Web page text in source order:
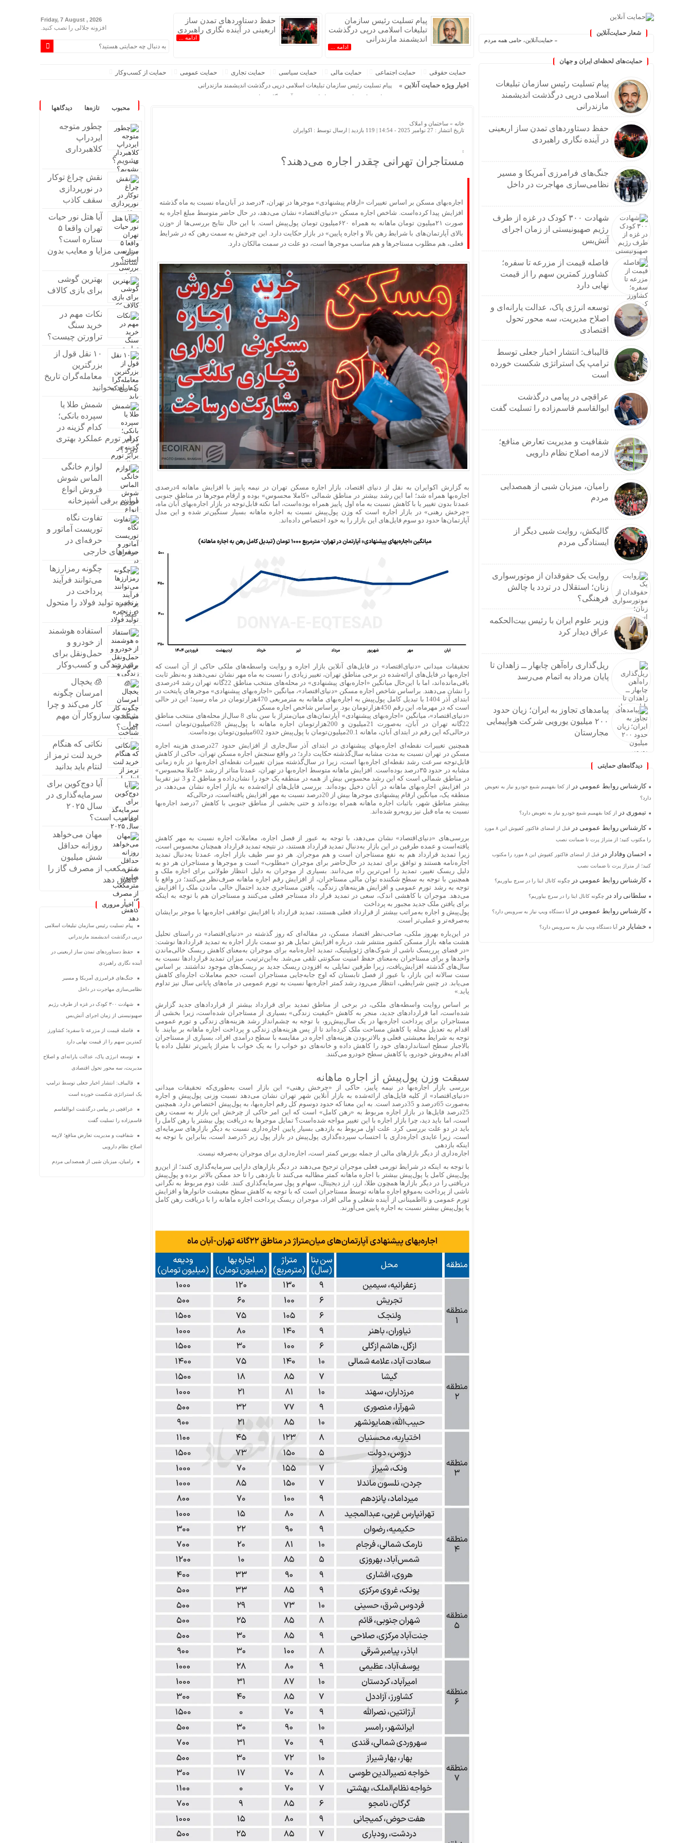
شعار حمایت‌آنلاین
« حمایت‌آنلاین، حامی همه مردم ایران »
حمایت‌های لحظه‌ای ایران و جهان
پیام تسلیت رئیس سازمان تبلیغات
اسلامی درپی درگذشت اندیشمند
مازندرانی
حفظ دستاوردهای تمدن ساز اربعینی
در آینده نگاری راهبردی
جنگ‌های فرامرزی آمریکا و مسیر
نظامی‌سازی مهاجرت در داخل
شهادت ۳۰۰ کودک در غزه از طرف
رژیم صهیونیستی از زمان اجرای
آتش‌بس
فاصله قیمت از مزرعه تا سفره؛
کشاورز کمترین سهم را از قیمت
نهایی دارد
توسعه انرژی پاک، عدالت یارانه‌ای و
اصلاح مدیریت، سه محور تحول
اقتصادی
قالیباف: انتشار اخبار جعلی توسط
ترامپ یک استراتژی شکست خورده
است
عراقچی در پیامی درگذشت
ابوالقاسم قاسم‌زاده را تسلیت گفت
شفافیت و مدیریت تعارض منافع؛
لازمه اصلاح نظام دارویی
رامیان، میزبان شبی از همصدایی
مردم
گالیکش، روایت شبی دیگر از
ایستادگی مردم
روایت یک حقوقدان از موتورسواری
زنان؛ استقلال در تردد یا چالش
فرهنگی؟
وزیر علوم ایران با رئیس بیت‌الحکمه
عراق دیدار کرد
ریل‌گذاری راه‌آهن چابهار ــ زاهدان تا
پایان مرداد به اتمام می‌رسد
پیامدهای تجاوز به ایران؛ زیان حدود
۲۰۰ میلیون یورویی شرکت هواپیمایی
مجارستان
دیدگاه‌های حمایتی
کارشناس روابط عمومی در
از کجا بفهمیم شمع خودرو نیاز به تعویض
دارد؟
تیموری در از کجا بفهمیم شمع خودرو نیاز به تعویض دارد؟
کارشناس روابط عمومی در
قبل از امضای فاکتور کفپوش این ۸ مورد
را مکتوب کنید؛ از متراژ پرت تا ضمانت نصب
احسان وفادار در
قبل از امضای فاکتور کفپوش این ۸ مورد را مکتوب
کنید؛ از متراژ پرت تا ضمانت نصب
کارشناس روابط عمومی در چگونه کانال ایتا را در سرچ بیاوریم؟
سلطانی راد در چگونه کانال ایتا را در سرچ بیاوریم؟
کارشناس روابط عمومی در آیا دستگاه ویپ نیاز به سرویس دارد؟
خشایار در آیا دستگاه ویپ نیاز به سرویس دارد؟
پیام تسلیت رئیس سازمان
تبلیغات اسلامی درپی درگذشت
اندیشمند مازندرانی
ادامه ...
حفظ دستاوردهای تمدن ساز
اربعینی در آینده نگاری راهبردی
ادامه ...
Friday, 7 August , 2026
افزونه جلالی را نصب کنید.
حمایت حقوقی حمایت اجتماعی حمایت مالی حمایت سیاسی حمایت تجاری حمایت عمومی حمایت از کسب‌وکار
اخبار ویژه حمایت آنلاین »
پیام تسلیت رئیس سازمان تبلیغات اسلامی درپی درگذشت اندیشمند مازندرانی
حفظ دستاوردهای تمدن ساز اربعینی در آینده نگاری راهبردی
فاصله قیمت از مزرعه تا سفره؛ کشاورز کمترین سهم را از قیمت نهایی دارد
قالیباف: انتشار اخبار جعلی توسط ترامپ یک استراتژی شکست خورده است
عراقچی در پیامی درگذشت ابوالقاسم قاسم‌زاده را تسلیت گفت
خانه » ساختمان و املاک
تاریخ انتشار : 27 نوامبر 2025 - 14:54 |
119 بازدید | ارسال توسط : اکوایران
مستاجران تهرانی چقدر اجاره می‌دهند؟
اجاره‌بهای مسکن بر اساس تغییرات «ارقام پیشنهادی» موجرها در تهران، ۴درصد در آبان‌ماه نسبت به ماه گذشته
افزایش پیدا کرده‌است. شاخص اجاره مسکن «دنیای‌اقتصاد» نشان می‌دهد، در حال حاضر متوسط مبلغ اجاره به
صورت ۲۱‌میلیون تومان ماهانه به همراه ۶۲۰‌میلیون تومان پول‌پیش است. با این حال نتایج بررسی‌ها از «وزن
بالای آپارتمان‌های با شرایط رهن بالا و اجاره پایین» در بازار حکایت دارد. این چرخش به سمت رهن که در شرایط
فعلی، هم مطلوب مستاجرها و هم مناسب موجرها است، دو علت در سمت مالکان دارد.
به گزارش اکوایران به نقل از دنیای اقتصاد،
بازار اجاره مسکن تهران در نیمه پاییز با افزایش ماهانه 4درصدی
اجاره‌‌‌‌بها همراه شد؛ اما این رشد بیشتر در مناطق شمالی «کاملا محسوس» بوده و ارقام موجرها در مناطق جنوبی
عمدتا بدون تغییر یا با کاهش نسبت به ماه اول پاییز همراه بوده‌است، اما نکته قابل‌توجه در بازار اجاره‌‌‌‌بهای آبان ماه،
«چرخش رهنی» در بازار اجاره است که وزن پول‌پیش نسبت به اجاره ماهانه بسیار سنگین‌‌‌‌تر شده و این مدل
آپارتمان‌‌‌‌ها حدود دو سوم فایل‌‌‌‌های این بازار را به خود اختصاص داده‌اند.
تحقیقات میدانی «دنیای‌اقتصاد» در فایل‌‌‌‌های آنلاین بازار اجاره و روایت واسطه‌‌‌‌های ملکی حاکی از آن است که
اجاره‌‌‌‌بها در فایل‌‌‌‌های ارائه‌شده در برخی مناطق تهران، تغییر زیادی را نسبت به ماه مهر نشان نمی‌دهند و به‌نظر ثابت
باقی‌مانده‌‌‌‌اند، اما با این‌حال میانگین «اجاره‌‌‌‌بهای پیشنهادی» در محله‌‌‌‌های منتخب مناطق 22گانه تهران رشد 4درصدی
را نشان می‌دهند. براساس شاخص اجاره مسکن «دنیای‌اقتصاد»، میانگین «اجاره‌‌‌‌بهای پیشنهادی» موجرهای پایتخت در
ابتدای آذر 1404 با تبدیل کامل پول‌‌‌‌پیش به اجاره‌‌‌‌بهای ماهانه به مترمربعی 470‌‌‌‌هزار‌تومان در ماه رسید؛ این در حالی
است که در مهرماه، این رقم 450‌‌‌‌هزار‌تومان بود. براساس شاخص اجاره‌‌‌‌ مسکن
«دنیای‌اقتصاد»، میانگین «اجاره‌‌‌‌بهای پیشنهادی» آپارتمان‌‌‌‌های میان‌‌‌‌متراژ با سن بنای 8 سال‌از محله‌‌‌‌های منتخب مناطق
22گانه تهران در آبان، به‌صورت 21میلیون و 200هزار‌تومان اجاره ماهانه با پول‌پیش 628‌میلیون‌تومان است،
درحالی‌که این رقم در ابتدای آبان، ماهانه 20.1‌میلیون‌تومان با پول‌پیش حدود 602‌میلیون‌تومان بوده‌است.
همچنین تغییرات نقطه‌‌‌‌ای اجاره‌‌‌‌بهای پیشنهادی در ابتدای آذر سال‌جاری از افزایش حدود 27‌درصدی هزینه اجاره
مسکن در تهران نسبت به مدت مشابه سال‌گذشته حکایت دارد؛ در واقع سنجش اجاره مسکن تهران، حاکی از کاهش
قابل‌‌‌‌توجه سرعت رشد نقطه‌‌‌‌ای اجاره‌‌‌‌بها است، زیرا در سال‌گذشته میزان تغییرات نقطه‌‌‌‌ای اجاره‌‌‌‌بها در بازه زمانی
مشابه در حدود ۳۵درصد بوده‌است. افزایش ماهانه متوسط اجاره‌‌‌‌بها در تهران، عمدتا متاثر از رشد «کاملا محسوس»
در مناطق شمالی است که این رشد محسوس بیش از همه در منطقه یک خود را نشان‌داده و مناطق 2 و 3 نیز تقریبا
در افزایش اجاره‌‌‌‌بهای ماهانه در آبان دخیل بوده‌اند. بررسی فایل‌‌‌‌های ارائه‌شده به بازار اجاره نشان می‌دهد، در
منطقه یک، میانگین ارقام پیشنهادی موجرها بیش از 20درصد نسبت به مهر افزایش ‌یافته‌است، درحالی‌که
بیشتر مناطق شهر، باثبات اجاره ماهانه همراه بوده‌اند و حتی بخشی از مناطق جنوبی با کاهش 7درصد اجاره‌‌‌‌بها
نسبت به ماه قبل نیز روبه‌رو شده‌اند.
بررسی‌‌‌‌های «دنیای‌اقتصاد» نشان می‌دهد، با توجه به عبور از فصل اجاره، معاملات اجاره نسبت به مهر کاهش‌
یافته‌است و عمده طرفین در این بازار به‌دنبال تمدید قرارداد هستند، در نتیجه تمدید قرارداد همچنان محسوس است،
زیرا تمدید قرارداد هم به نفع مستاجران است و هم موجران. هر دو سر طیف بازار اجاره، عمدتا به‌دنبال تمدید
اجاره‌‌‌‌نامه هستند و توافق برای تمدید در حال‌حاضر برای موجران «مطلوب» است و موجرها و مستاجران هر دو به
دلیل ریسک تغییر، تمدید را امن‌‌‌‌ترین راه می‌دانند. بسیاری از موجران به دلیل انتظار طولانی برای اجاره ملک و
همچنین با توجه به سطح شکننده توان مالی مستاجران، از افزایش رقم اجاره ماهانه صرف‌نظر می‌کنند؛ در واقع با
توجه به رشد تورم عمومی و افزایش هزینه‌های زندگی، یافتن مستاجری جدید احتمال خالی ماندن ملک را افزایش
می‌دهد. موجران با کاهشی اندک، سعی در تمدید قرار داد مستاجر فعلی می‌کنند و مستاجران هم با توجه به اینکه
برای یافتن ملک جدید مجبور به پرداخت
پول‌پیش و اجاره به‌مراتب بیشتر از قرارداد فعلی هستند، تمدید قرارداد با افزایش توافقی اجاره‌‌‌‌بها با موجر برایشان
به‌صرفه‌تر و عملی‌‌‌‌تر است.
در این‌باره بهروز ملکی، صاحب‌نظر اقتصاد مسکن، در مقاله‌‌‌‌ای که روز گذشته در «دنیای‌اقتصاد» در راستای تحلیل
هشت ماهه بازار مسکن کشور منتشر شد، درباره افزایش تمایل هر دو سمت بازار اجاره به تمدید قراردادها نوشت:
«در فضای پرریسک ناشی از شوک‌های ژئوپلیتیک، تمدید اجاره‌‌‌‌نامه برای موجران به‌معنای کاهش ریسک خالی‌‌‌‌ماندن
واحدها و برای مستاجران به‌معنای حفظ امنیت سکونتی تلقی می‌شد. به‌این‌ترتیب، میزان تمدید قراردادها نسبت به
سال‌های گذشته افزایش‌یافت، زیرا طرفین تمایلی به افزودن ریسک جدید بر ریسک‌های موجود نداشتند. بر اساس‌
سنت سالانه این بازار، با عبور از فصل تابستان که اوج جابه‌‌‌‌جایی مستاجران است، حجم معاملات اجاره‌‌‌‌ای کاهش
می‌‌‌‌یابد. در چنین شرایطی، انتظار می‌رود رشد کمتر اجاره‌‌‌‌بها نسبت به تورم عمومی در ماه‌های پایانی سال ‌نیز تداوم
یابد.»
بر اساس روایت واسطه‌‌‌‌های ملکی، در برخی از مناطق تمدید برای قرارداد بیشتر از قراردادهای جدید گزارش
شده‌است، اما قراردادهای جدید، منجر به کاهش «کیفیت زندگی» بسیاری از مستاجران شده‌است، زیرا بخشی از
مستاجران برای پرداخت اجاره‌‌‌‌بها در یک سال‌پیش‌رو، با توجه به چشم‌‌‌‌انداز رشد هزینه‌های زندگی و تورم عمومی
اقدام به تعدیل محله یا کاهش مساحت ملک کرده‌اند تا از پس هزینه‌های زندگی و پرداخت اجاره ماهانه بر بیایند. با
توجه به شرایط معیشتی فعلی و بالاتر‌بودن هزینه‌های اجاره در مقایسه با سطح درآمدی افراد، بسیاری از مستاجران
بالاجبار سطح استانداردهای خود را کاهش داده و خانه‌‌‌‌های دو خواب را به یک خواب با متراژ پایین‌تر تقلیل داده یا
اقدام به‌فروش خودرو، یا کاهش سطح خودرو می‌کنند.
سبقت وزن پول‌پیش از اجاره ماهانه
بررسی بازار اجاره‌‌‌‌بها در نیمه پاییز، حاکی از «چرخش رهنی» این بازار است به‌طوری‌که تحقیقات میدانی
«دنیای‌اقتصاد» از کلیه فایل‌‌‌‌های ارائه‌شده به بازار آنلاین شهر تهران نشان می‌دهد نسبت وزنی پول‌پیش و اجاره
به‌صورت 65‌درصد و 35‌درصد است. به این معنا که حدود دو‌سوم کل رقم اجاره‌‌‌‌بها، به پول‌پیش اختصاص دارد. همچنین
25درصد فایل‌‌‌‌ها در بازار اجاره مربوط به «رهن کامل» است که این امر حاکی از چرخش این بازار به سمت رهن
است، اما باید دید، چرا بازار اجاره با این تغییر مواجه شده‌است؟ تمایل موجرها به دریافت پول بیشتر یا رهن کامل را
باید در دو علت بررسی کرد. علت اول مربوط به بازدهی بسیار پایین اجاره‌‌‌‌داری نسبت به دیگر بازارهای سرمایه‌ای
است، زیرا عایدی اجاره‌داری با احتساب سپرده‌‌‌‌گذاری پول‌پیش در بازار پول زیر 5درصد‌ است، بنابراین با توجه به
اینکه بازدهی
اجاره‌‌‌‌داری از دیگر بازارهای مالی از جمله بورس کمتر است، اجاره‌‌‌‌داری برای موجران به‌صرفه نیست.
با توجه به اینکه در شرایط تورمی فعلی موجران ترجیح می‌دهند در دیگر بازارهای دارایی سرمایه‌گذاری کنند؛ از این‌رو
پول‌پیش کامل یا پول‌پیش بیشتر با اجاره ماهانه کمتر مطالبه می‌کنند تا بازدهی را تا حد ممکن بالاتر برده و پول‌پیش
دریافتی را در دیگر بازارها همچون طلا، ارز، ارز دیجیتال، سهام و پول سرمایه‌گذاری کنند. علت دوم مربوط به نگرانی
ناشی از پرداخت به‌موقع اجاره ماهانه توسط مستاجران است که با توجه به کاهش سطح معیشت خانوارها و افزایش
تورم عمومی و نااطمینانی از آینده شغلی و مالی افراد، موجران ریسک پرداخت اجاره ماهانه را با دریافت رهن کامل
یا پول‌پیش بیشتر نسبت به اجاره پایین می‌‌‌‌آورند.
محبوب تازه‌ها دیدگاهها
چطور متوجه
ایردراپ
کلاهبرداری
بشویم؟
نقش چراغ توکار
در نورپردازی
سقف کاذب
آیا هتل نور حیات
تهران واقعا ۵
ستاره است؟
بررسی مزایا و معایب بدون
سانسور
بهترین گوشی
برای بازی کالاف
نکات مهم در
خرید سنگ
تراورتن چیست؟
۱۰ نقل قول از
بزرگترین
معامله‌گران تاریخ
که باید بخوانید
شمش طلا یا
سپرده بانکی؛
کدام گزینه در
برابر تورم عملکرد بهتری
دارد؟
لوازم خانگی
الماس شوش
فروش انواع
لوازم برقی آشپزخانه
تفاوت نگاه
توریست آماتور و
حرفه‌ای در
سفرهای خارجی
چگونه رمزارزها
می‌توانند فرآیند
پرداخت در
زنجیره تولید فولاد را متحول
کنند؟
استفاده هوشمند
از خودرو و
حمل‌ونقل برای
رشد زندگی و کسب‌وکار
🧊 یخچال
امرسان چگونه
کار می‌کند و چرا
شناخت سازوکار آن مهم
است؟
نکاتی که هنگام
خرید لنت ترمز از
لنتام باید بدانید
آیا دوج‌کوین برای
سرمایه‌گذاری در
سال ۲۰۲۵
مناسب است؟
مهان می‌خواهد
روزانه حداقل
شش میلیون
مترمکعب از مصرف گاز را
کاهش دهد
اخبار مروری
پیام تسلیت رئیس سازمان تبلیغات اسلامی
درپی درگذشت اندیشمند مازندرانی
حفظ دستاوردهای تمدن ساز اربعینی در
آینده نگاری راهبردی
جنگ‌های فرامرزی آمریکا و مسیر
نظامی‌سازی مهاجرت در داخل
شهادت ۳۰۰ کودک در غزه از طرف رژیم
صهیونیستی از زمان اجرای آتش‌بس
فاصله قیمت از مزرعه تا سفره؛ کشاورز
کمترین سهم را از قیمت نهایی دارد
توسعه انرژی پاک، عدالت یارانه‌ای و اصلاح
مدیریت، سه محور تحول اقتصادی
قالیباف: انتشار اخبار جعلی توسط ترامپ
یک استراتژی شکست خورده است
عراقچی در پیامی درگذشت ابوالقاسم
قاسم‌زاده را تسلیت گفت
شفافیت و مدیریت تعارض منافع؛ لازمه
اصلاح نظام دارویی
رامیان، میزبان شبی از همصدایی مردم